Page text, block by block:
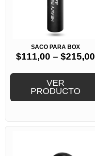
SACO PARA BOX
$111,00 – $215,00
VER
PRODUCTO